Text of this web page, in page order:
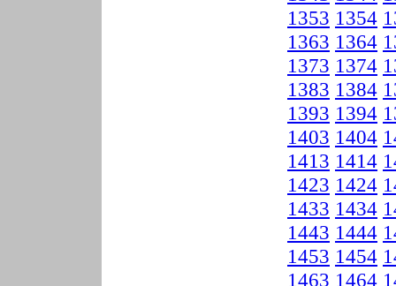
1353 1354
1363 1364
1373 1374
1383 1384
1393 1394
1403 1404
1413 1414
1423 1424
1433 1434
1443 1444
1453 1454
1463 1464